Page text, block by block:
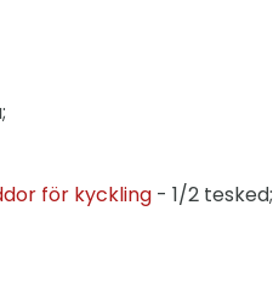
för kyckling - 1/2 tesked;